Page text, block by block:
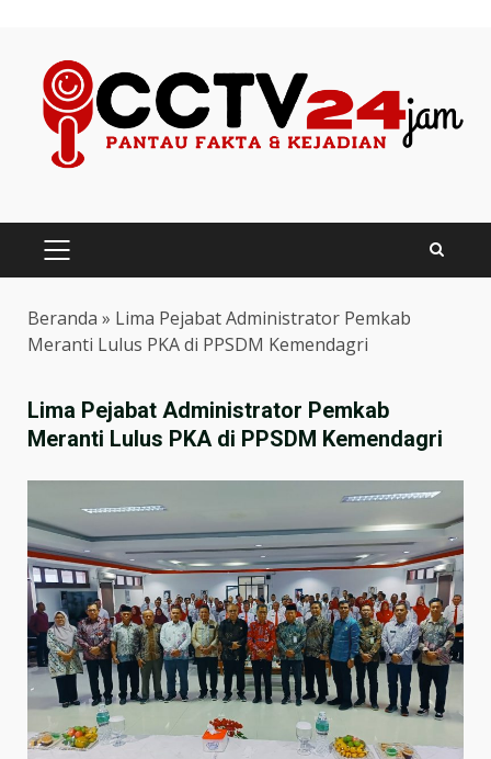
content
PRIMARY
MENU
Beranda » Lima Pejabat Administrator Pemkab
Meranti Lulus PKA di PPSDM Kemendagri
Lima Pejabat Administrator Pemkab
Meranti Lulus PKA di PPSDM Kemendagri